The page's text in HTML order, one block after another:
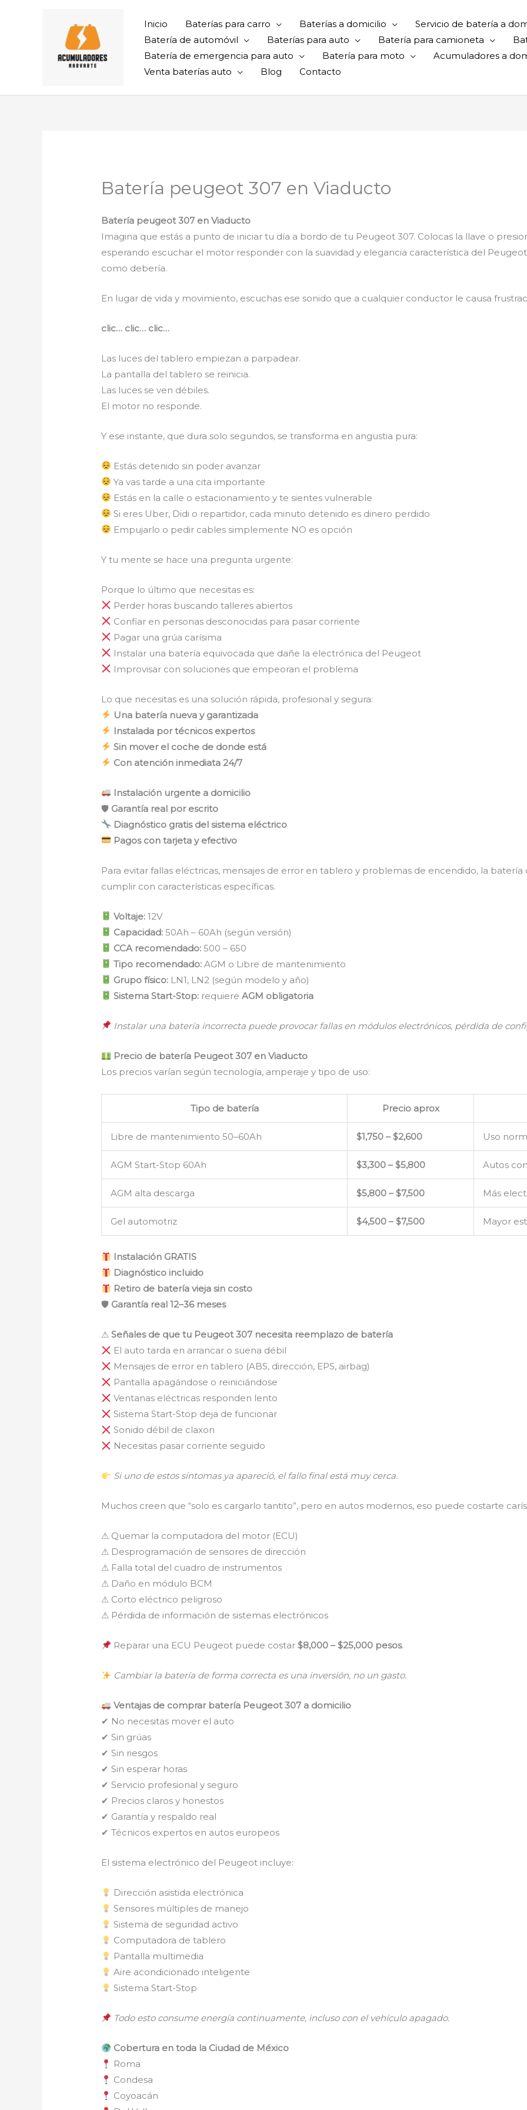
Inicio Baterías para carro Baterías a domicilio Servicio de batería a
Batería de automóvil
Baterías para auto Batería para camioneta
Batería de emergencia para auto
Batería para moto Acumuladores a
Venta baterías auto
Blog Contacto
Batería peugeot 307 en Viaducto
Batería peugeot 307 en Viaducto
Imagina que estás a punto de iniciar tu día a bordo de tu Peugeot 307. Colocas la llave o
esperando escuchar el motor responder con la suavidad y elegancia característica del
como debería.
En lugar de vida y movimiento, escuchas ese sonido que a cualquier conductor le causa
clic… clic… clic…
Las luces del tablero empiezan a parpadear.
La pantalla del tablero se reinicia.
Las luces se ven débiles.
El motor no responde.
Y ese instante, que dura solo segundos, se transforma en angustia pura:
Estás detenido sin poder avanzar
Ya vas tarde a una cita importante
Estás en la calle o estacionamiento y te sientes vulnerable
Si eres Uber, Didi o repartidor, cada minuto detenido es dinero perdido
Empujarlo o pedir cables simplemente NO es opción
Y tu mente se hace una pregunta urgente:
Porque lo último que necesitas es:
Perder horas buscando talleres abiertos
Confiar en personas desconocidas para pasar corriente
Pagar una grúa carísima
Instalar una batería equivocada que dañe la electrónica del Peugeot
Improvisar con soluciones que empeoran el problema
Lo que necesitas es una solución rápida, profesional y segura:
Una batería nueva y garantizada
Instalada por técnicos expertos
Sin mover el coche de donde está
Con atención inmediata 24/7
Instalación urgente a domicilio
🛡 Garantía real por escrito
Diagnóstico gratis del sistema eléctrico
Pagos con tarjeta y efectivo
Para evitar fallas eléctricas, mensajes de error en tablero y problemas de encendido, la
cumplir con características específicas.
Voltaje: 12V
Capacidad: 50Ah – 60Ah (según versión)
CCA recomendado: 500 – 650
Tipo recomendado: AGM o Libre de mantenimiento
Grupo físico: LN1, LN2 (según modelo y año)
Sistema Start-Stop: requiereAGM obligatoria
Instalar una batería incorrecta puede provocar fallas en módulos electrónicos, pérdida de
Precio de batería Peugeot 307 en Viaducto
Los precios varían según tecnología, amperaje y tipo de uso:
Tipo de batería Precio aprox
Libre de mantenimiento 50–60Ah $1,750 – $2,600 Uso
AGM Start-Stop 60Ah $3,300 – $5,800 Autos
AGM alta descarga $5,800 – $7,500 Más
Gel automotriz $4,500 – $7,500 Mayor
Instalación GRATIS
Diagnóstico incluido
Retiro de batería vieja sin costo
🛡 Garantía real 12–36 meses
⚠Señales de que tu Peugeot 307 necesita reemplazo de batería
El auto tarda en arrancar o suena débil
Mensajes de error en tablero (ABS, dirección, EPS, airbag)
Pantalla apagándose o reiniciándose
Ventanas eléctricas responden lento
Sistema Start-Stop deja de funcionar
Sonido débil de claxon
Necesitas pasar corriente seguido
Si uno de estos síntomas ya apareció, el fallo final está muy cerca.
Muchos creen que “solo es cargarlo tantito”, pero en autos modernos, eso puede costarte
⚠ Quemar la computadora del motor (ECU)
⚠ Desprogramación de sensores de dirección
⚠ Falla total del cuadro de instrumentos
⚠ Daño en módulo BCM
⚠ Corto eléctrico peligroso
⚠ Pérdida de información de sistemas electrónicos
Reparar una ECU Peugeot puede costar$8,000 – $25,000 pesos.
Cambiar la batería de forma correcta es una inversión, no un gasto.
Ventajas de comprar batería Peugeot 307 a domicilio
✔ No necesitas mover el auto
✔ Sin grúas
✔ Sin riesgos
✔ Sin esperar horas
✔ Servicio profesional y seguro
✔ Precios claros y honestos
✔ Garantía y respaldo real
✔ Técnicos expertos en autos europeos
El sistema electrónico del Peugeot incluye:
Dirección asistida electrónica
Sensores múltiples de manejo
Sistema de seguridad activo
Computadora de tablero
Pantalla multimedia
Aire acondicionado inteligente
Sistema Start-Stop
Todo esto consume energía continuamente, incluso con el vehículo apagado.
Cobertura en toda la Ciudad de México
Roma
Condesa
Coyoacán